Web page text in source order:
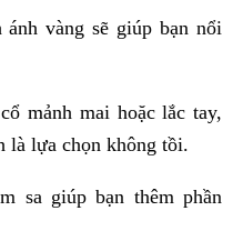
vàng sẽ giúp bạn nổi
mảnh mai hoặc lắc tay,
là lựa chọn không tồi.
sa giúp bạn thêm phần